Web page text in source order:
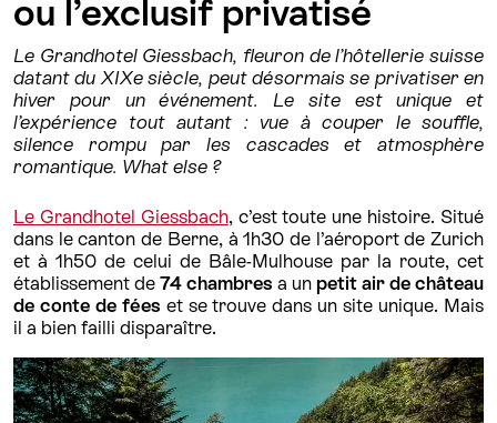
ou l’exclusif privatisé
Le Grandhotel Giessbach, fleuron de l’hôtellerie suisse
datant du XIXe siècle, peut désormais se privatiser en
hiver pour un événement. Le site est unique et
l’expérience tout autant : vue à couper le souffle,
silence rompu par les cascades et atmosphère
romantique. What else ?
Le Grandhotel Giessbach, c’est toute une histoire. Situé
dans le canton de Berne, à 1h30 de l’aéroport de Zurich
et à 1h50 de celui de Bâle-Mulhouse par la route, cet
établissement de 74 chambres a un petit air de château
de conte de fées et se trouve dans un site unique. Mais
il a bien failli disparaître.